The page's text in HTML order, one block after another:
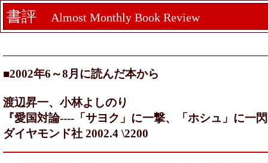
書評 Almost Monthly Book Review
■2002年6～8月に読んだ本から
渡辺昇一、小林よしのり
『愛国対論----「サヨク」に一撃、「ホシュ」に一
ダイヤモンド社 2002.4 \2200